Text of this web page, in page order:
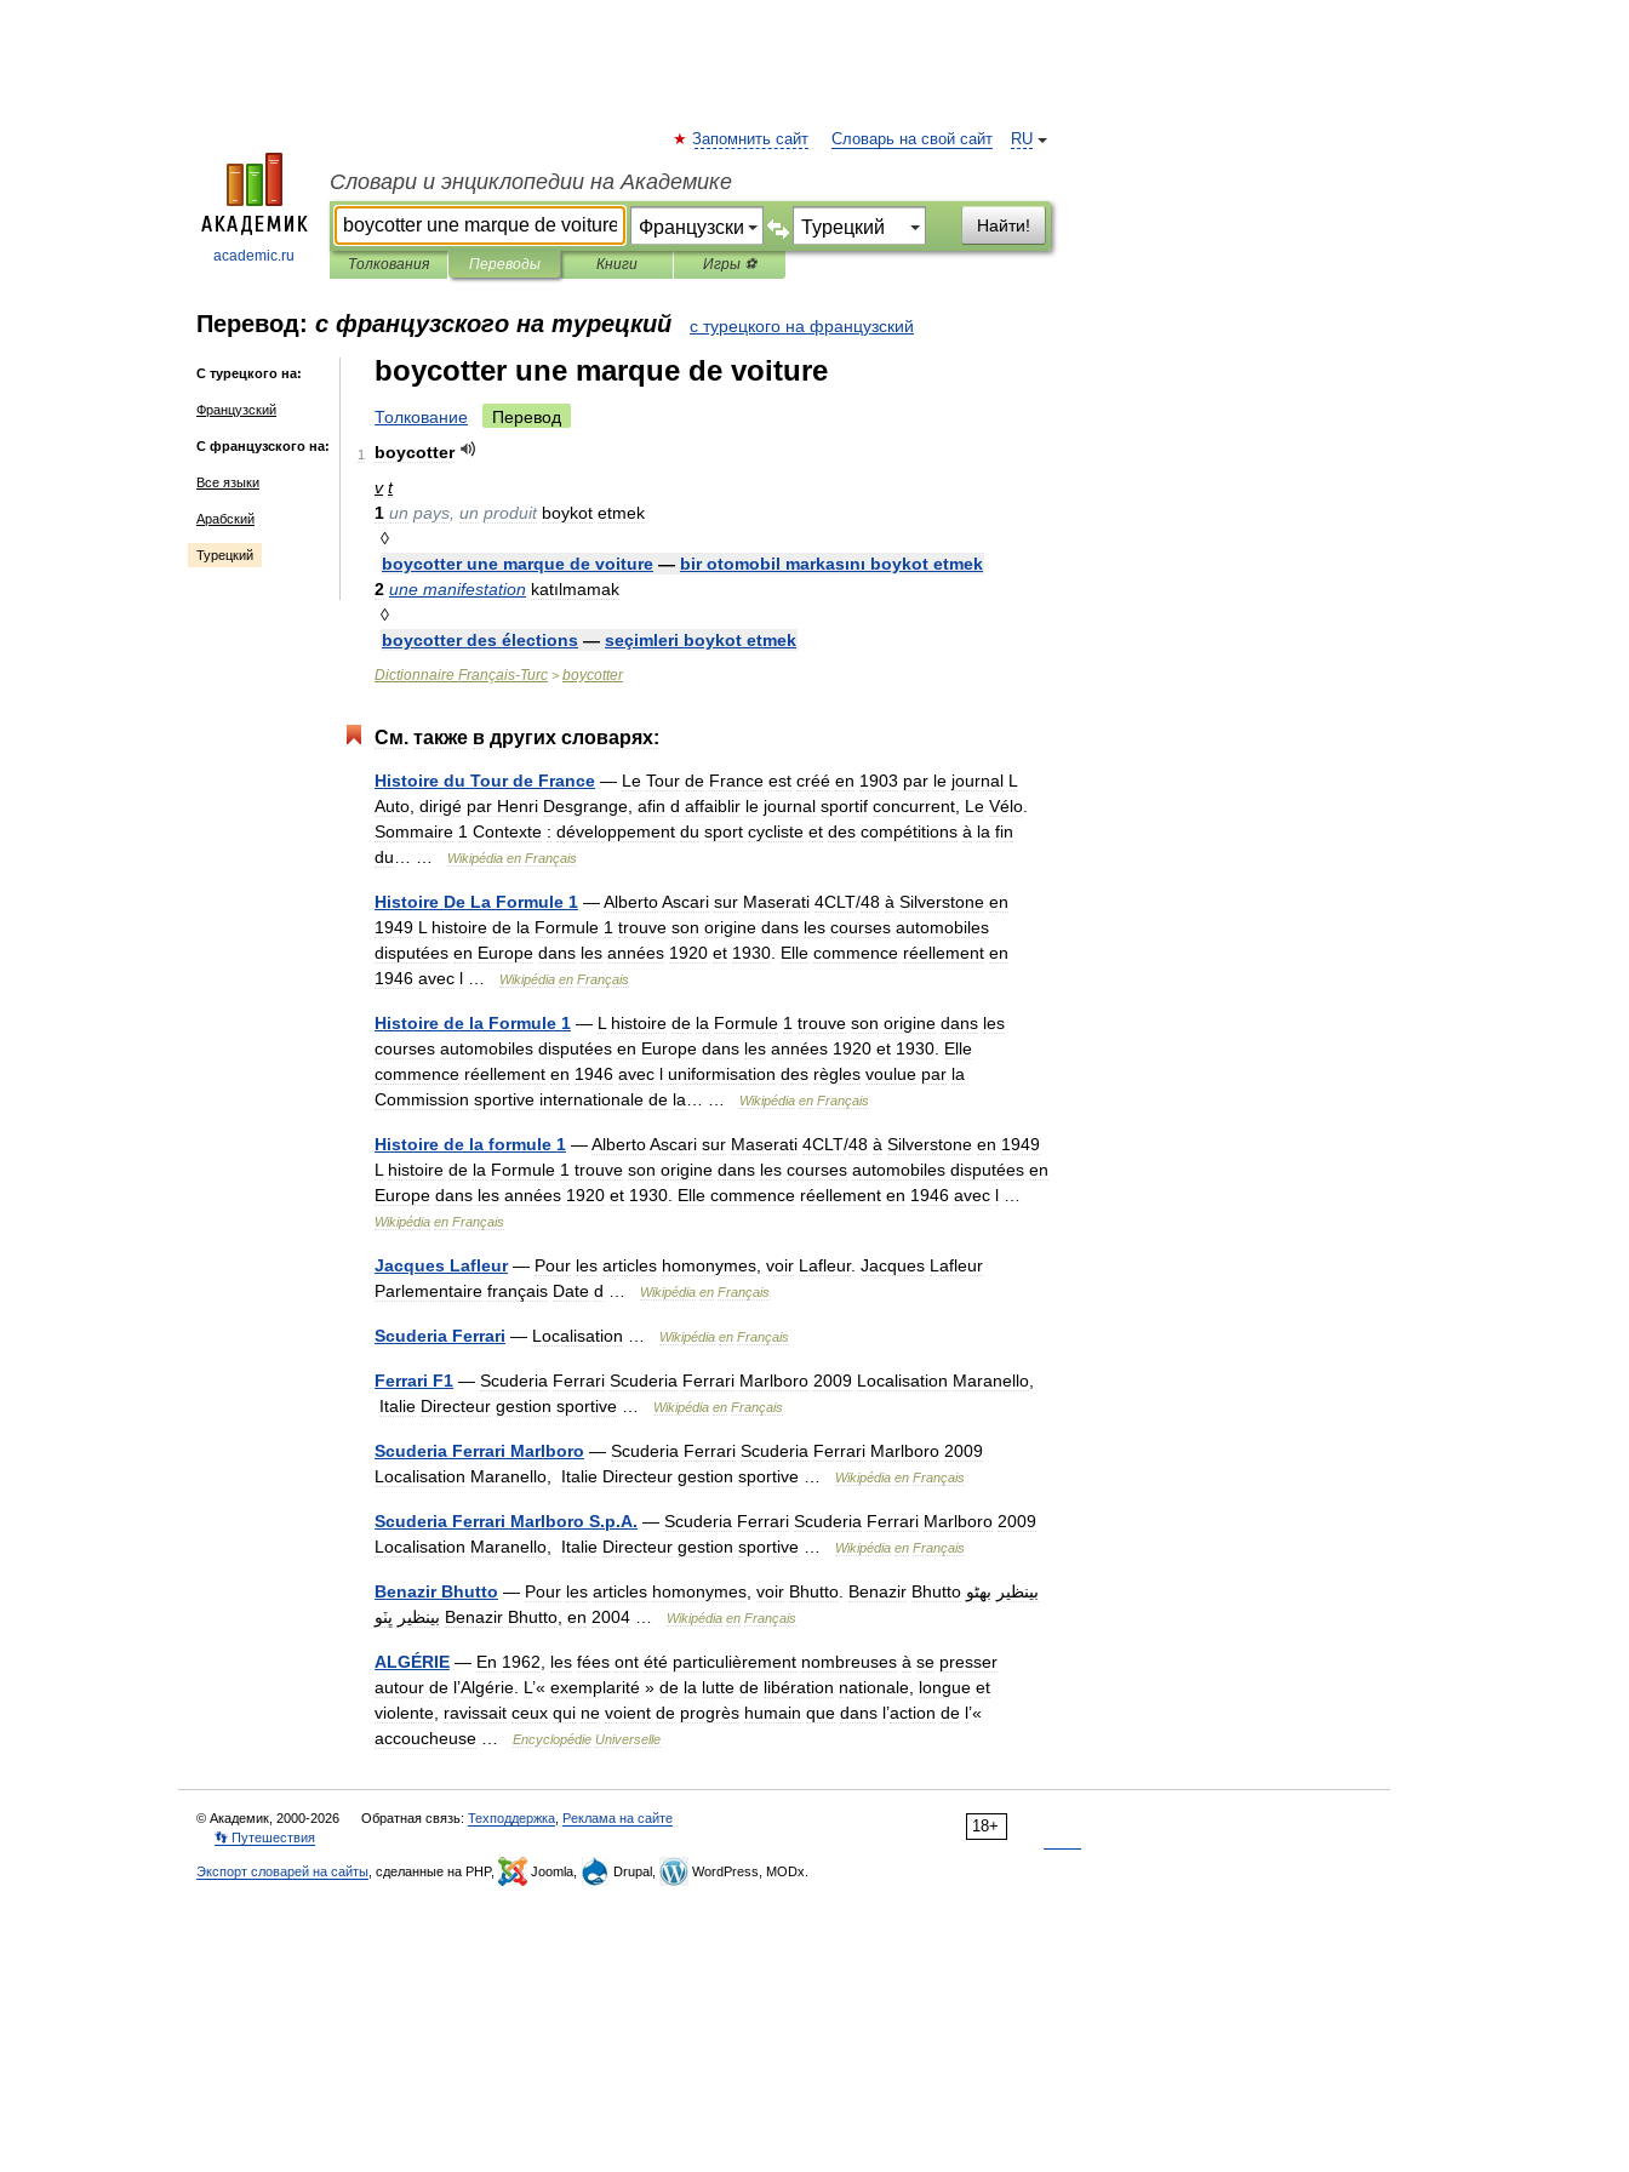
academic.ru
RU
Запомнить сайт Словарь на свой сайт
Словари и энциклопедии на Академике
Найти!
Толкования Переводы Книги Игры ⚽
Перевод: с французского на турецкий с турецкого на французский
С турецкого на:
Французский
С французского на:
Все языки
Арабский
Турецкий
boycotter une marque de voiture
Толкование Перевод
1
boycotter
v t
1 un pays un produit boykot etmek
◊
boycotter une marque de voiture — bir otomobil markasını boykot etmek
2 une manifestation katılmamak
◊
boycotter des élections — seçimleri boykot etmek
Dictionnaire Français-Turc > boycotter
См. также в других словарях:
Histoire du Tour de France — Le Tour de France est créé en 1903 par le journal L
Auto dirigé par Henri Desgrange afin d affaiblir le journal sportif concurrent Le Vélo
Sommaire 1 Contexte : développement du sport cycliste et des compétitions à la fin
du
Wikipédia en Français
Histoire De La Formule 1 —AlbertoAscari sur Maserati 4CLT/48 à Silverstone en
1949 L histoire de la Formule 1 trouve son origine dans les courses automobiles
disputées en Europe dans les années 1920 et 1930 Elle commence réellement en
1946 avec l Wikipédia en Français
Histoire de la Formule 1 — L histoire de la Formule 1 trouve son origine dans les
courses automobiles disputées en Europe dans les années 1920 et 1930 Elle
commence réellement en 1946 avec l uniformisation des règles voulue par la
Commission sportive internationale de la Wikipédia en Français
Histoire de la formule 1 —AlbertoAscari sur Maserati 4CLT/48 à Silverstone en 1949
L histoire de la Formule 1 trouve son origine dans les courses automobiles disputées en
Europe dans les années 1920 et 1930 Elle commence réellement en 1946 avec l
Wikipédia en Français
Jacques Lafleur— Pour les articles homonymes voir Lafleur. Jacques Lafleur
Parlementaire français Date d Wikipédia en Français
Scuderia Ferrari — Localisation Wikipédia en Français
Ferrari F1 — Scuderia Ferrari Scuderia Ferrari Marlboro 2009 Localisation Maranello
Italie Directeur gestion sportive Wikipédia en Français
Scuderia Ferrari Marlboro — Scuderia Ferrari Scuderia Ferrari Marlboro 2009
Localisation Maranello Italie Directeur gestion sportive Wikipédia en Français
Scuderia Ferrari Marlboro S.p.A. — Scuderia Ferrari Scuderia Ferrari Marlboro 2009
Localisation Maranello Italie Directeur gestion sportive Wikipédia en Français
Benazir Bhutto — Pour les articles homonymes voir Bhutto Benazir Bhutto بینظیر بھٹو
بينظير ڀٽو Benazir Bhutto en 2004 Wikipédia en Français
ALGÉRIE — En 1962 les fées ont été particulièrement nombreuses à se presser
autour de l’Algérie L ’« exemplarité » de la lutte de libération nationale longue et
violente ravissait ceux qui ne voient de progrès humain que dans l’action de l’«
accoucheuse
Encyclopédie Universelle
18+
© Академик, 2000-2026 Обратная связь: Техподдержка Реклама на сайте
👣 Путешествия
Экспорт словарей на сайты , сделанные на PHP, Joomla, Drupal, WordPress, MODx.